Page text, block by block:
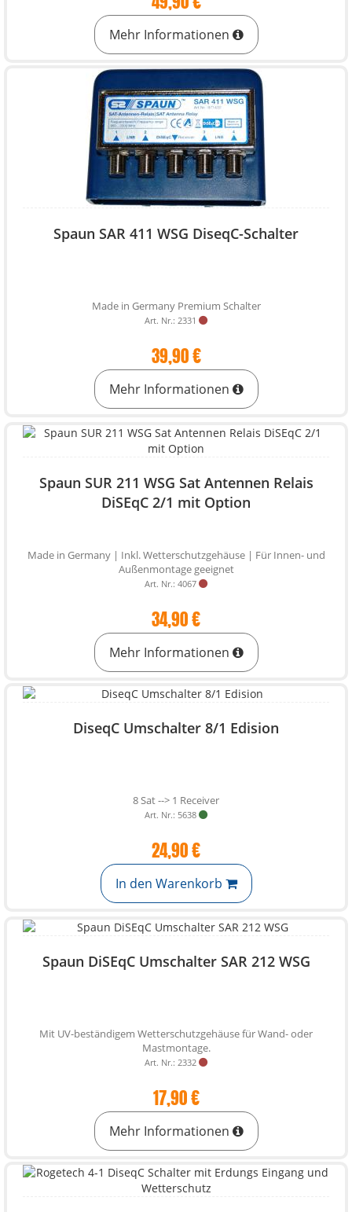
Mehr Informationen
Spaun SAR 411 WSG DiseqC-Schalter
Made in Germany Premium Schalter
Art. Nr.: 2331
39,90 €
Mehr Informationen
Spaun SUR 211 WSG Sat Antennen Relais
DiSEqC 2/1 mit Option
Made in Germany | Inkl. Wetterschutzgehäuse | Für Innen- und
Außenmontage geeignet
Art. Nr.: 4067
34,90 €
Mehr Informationen
DiseqC Umschalter 8/1 Edision
8 Sat --> 1 Receiver
Art. Nr.: 5638
24,90 €
In den Warenkorb
Spaun DiSEqC Umschalter SAR 212 WSG
Mit UV-beständigem Wetterschutzgehäuse für Wand- oder
Mastmontage.
Art. Nr.: 2332
17,90 €
Mehr Informationen